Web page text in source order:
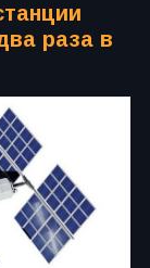
раза в